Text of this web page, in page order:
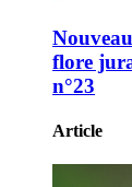
flore
n°23
Article